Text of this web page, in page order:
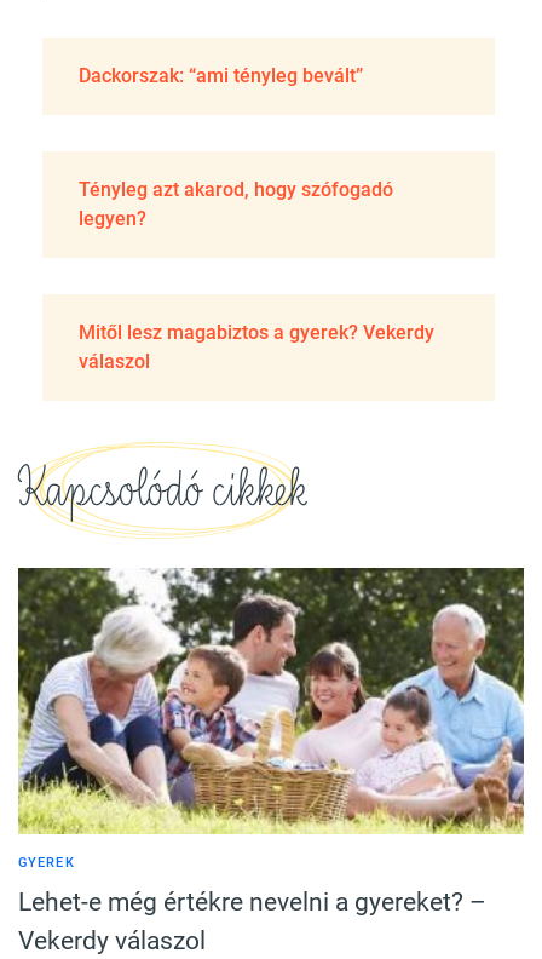
Dackorszak: “ami tényleg bevált”
Tényleg azt akarod, hogy szófogadó
legyen?
Mitől lesz magabiztos a gyerek? Vekerdy
válaszol
Kapcsolódó cikkek
GYEREK
Lehet-e még értékre nevelni a gyereket? –
Vekerdy válaszol